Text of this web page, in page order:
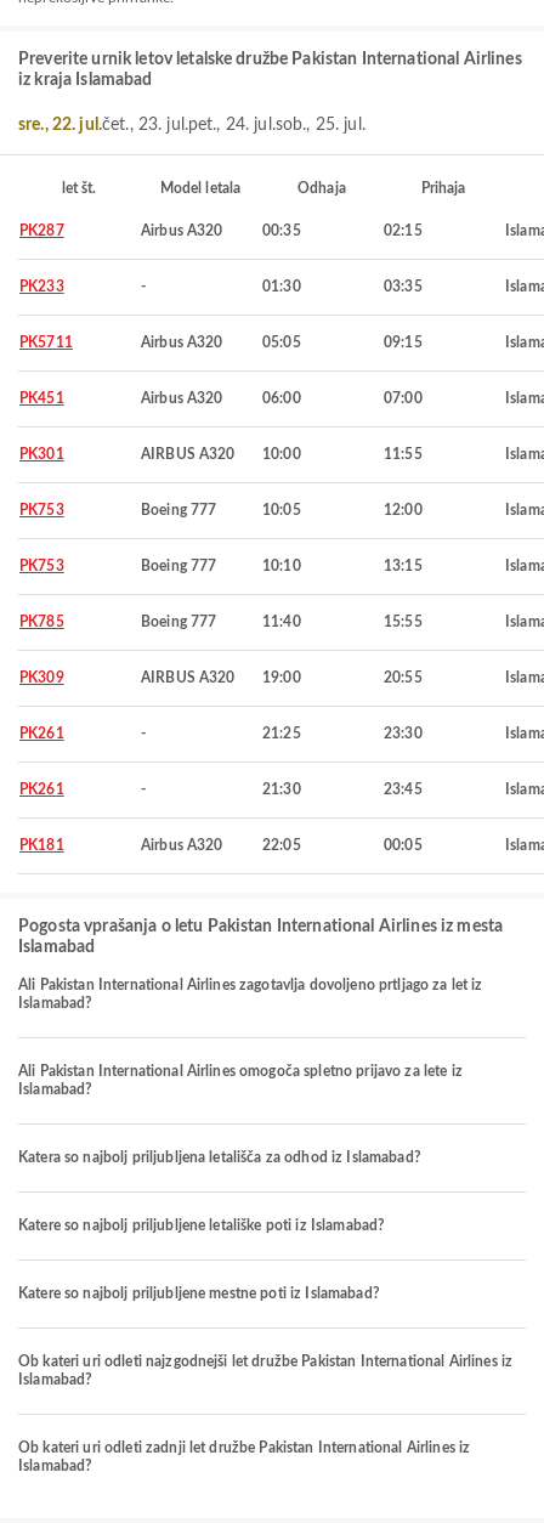
Preverite urnik letov letalske družbe Pakistan International Airlines
iz kraja Islamabad
sre., 22. jul.čet., 23. jul.pet., 24. jul.sob., 25. jul.
let št. Model letala Odhaja Prihaja
PK287 Airbus A320 00:35 02:15
PK233 - 01:30 03:35
PK5711 Airbus A320 05:05 09:15
PK451 Airbus A320 06:00 07:00
PK301 AIRBUS A320 10:00 11:55
PK753 Boeing 777 10:05 12:00
PK753 Boeing 777 10:10 13:15
PK785 Boeing 777 11:40 15:55
PK309 AIRBUS A320 19:00 20:55
PK261 - 21:25 23:30
PK261 - 21:30 23:45
PK181 Airbus A320 22:05 00:05
Pogosta vprašanja o letu Pakistan International Airlines iz mesta
Islamabad
Ali Pakistan International Airlines zagotavlja dovoljeno prtljago za let iz
Islamabad?
Ali Pakistan International Airlines omogoča spletno prijavo za lete iz
Islamabad?
Katera so najbolj priljubljena letališča za odhod iz Islamabad?
Katere so najbolj priljubljene letališke poti iz Islamabad?
Katere so najbolj priljubljene mestne poti iz Islamabad?
Ob kateri uri odleti najzgodnejši let družbe Pakistan International Airlines iz
Islamabad?
Ob kateri uri odleti zadnji let družbe Pakistan International Airlines iz
Islamabad?